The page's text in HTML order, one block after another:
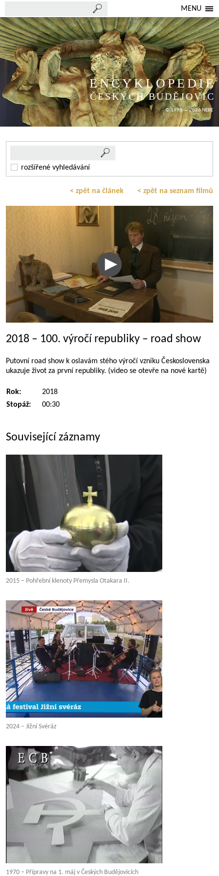
MENU
ENCYKLOPEDIE
ČESKÝCH BUDĚJOVIC
© 1998 — 2026 NEBE
rozšířené vyhledávání
< zpět na článek < zpět na seznam filmů
2018 – 100. výročí republiky – road show
Putovní road show k oslavám stého výročí vzniku Československa
ukazuje život za první republiky. (video se otevře na nové kartě)
Rok:
2018
Stopáž:
00:30
Související záznamy
2015 – Pohřební klenoty Přemysla Otakara II.
2024 – Jižní Svéráz
1970 – Přípravy na 1. máj v Českých Budějovicích